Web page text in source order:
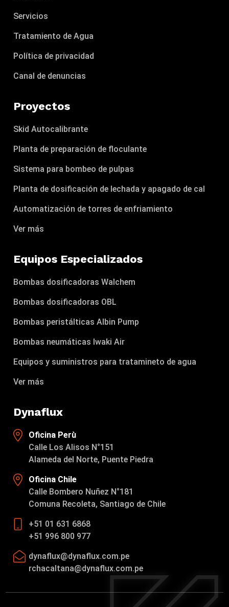
Servicios
Tratamiento de Agua
Política de privacidad
Canal de denuncias
Proyectos
Skid Autocalibrante
Planta de preparación de floculante
Sistema para bombeo de pulpas
Planta de dosificación de lechada y apagado de cal
Automatización de torres de enfriamiento
Ver más
Equipos Especializados
Bombas dosificadoras Walchem
Bombas dosificadoras OBL
Bombas peristálticas Albin Pump
Bombas neumáticas Iwaki Air
Equipos y suministros para tratamineto de agua
Ver más
Dynaflux
Oficina Perù
Calle Los Alisos N°151
Alameda del Norte, Puente Piedra
Oficina Chile
Calle Bombero Nuñez N°181
Comuna Recoleta, Santiago de Chile
+51 01 631 6868
+51 996 800 977
dynaflux@dynaflux.com.pe
rchacaltana@dynaflux.com.pe